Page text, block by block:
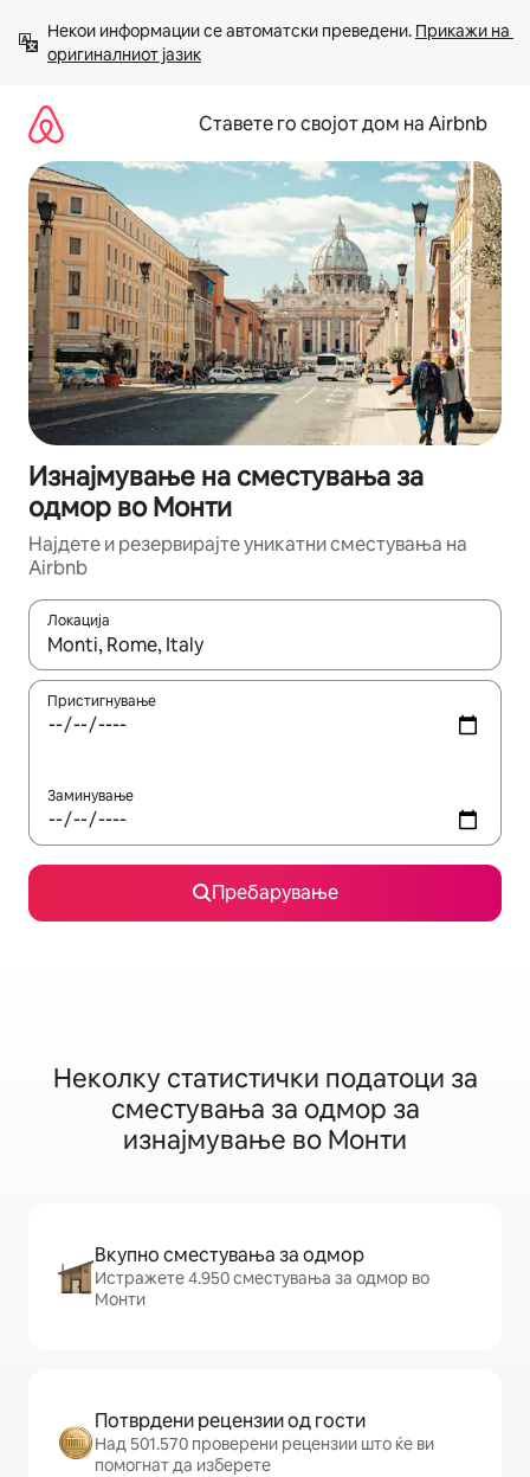
содржина
Некои информации се автоматски преведени. Прикажи на
оригиналниот јазик
Ставете го својот дом на Airbnb
Изнајмување на сместувања за
одмор во Монти
Најдете и резервирајте уникатни сместувања на
Airbnb
Локација
Кога резултатите се достапни, движете се со копчињата
Пристигнување
Заминување
Пребарување
Неколку статистички податоци за
сместувања за одмор за
изнајмување во Монти
Вкупно сместувања за одмор
Истражете 4.950 сместувања за одмор во
Монти
Потврдени рецензии од гости
Над 501.570 проверени рецензии што ќе ви
помогнат да изберете